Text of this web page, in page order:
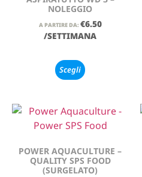
NOLEGGIO
A PARTIRE DA: €6.50
/SETTIMANA
Scegli
POWER AQUACULTURE –
QUALITY SPS FOOD
(SURGELATO)